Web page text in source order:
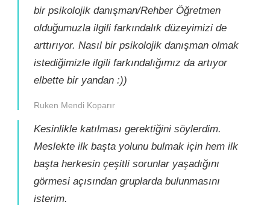
bir psikolojik danışman/Rehber Öğretmen
olduğumuzla ilgili farkındalık düzeyimizi de
arttırıyor. Nasıl bir psikolojik danışman olmak
istediğimizle ilgili farkındalığımız da artıyor
elbette bir yandan :))
Ruken Mendi Koparır
Kesinlikle katılması gerektiğini söylerdim.
Meslekte ilk başta yolunu bulmak için hem ilk
başta herkesin çeşitli sorunlar yaşadığını
görmesi açısından gruplarda bulunmasını
isterim.